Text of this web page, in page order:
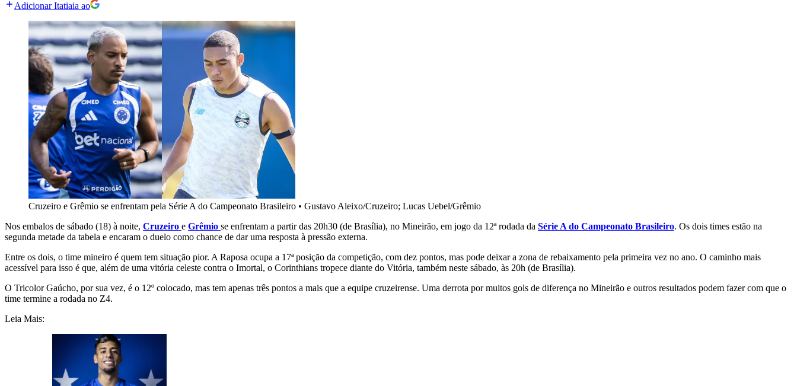
Adicionar Itatiaia ao
Cruzeiro e Grêmio se enfrentam pela Série A do Campeonato Brasileiro • Gustavo Aleixo/Cruzeiro; Lucas Uebel/Grêmio
Nos embalos de sábado (18) à noite, Cruzeiro e Grêmio se enfrentam a partir das 20h30 (de Brasília), no Mineirão, em jogo da 12ª rodada da Série A do Campeonato Brasileiro. Os dois times estão na
segunda metade da tabela e encaram o duelo como chance de dar uma resposta à pressão externa.
Entre os dois, o time mineiro é quem tem situação pior. A Raposa ocupa a 17ª posição da competição, com dez pontos, mas pode deixar a zona de rebaixamento pela primeira vez no ano. O caminho mais
acessível para isso é que, além de uma vitória celeste contra o Imortal, o Corinthians tropece diante do Vitória, também neste sábado, às 20h (de Brasília).
O Tricolor Gaúcho, por sua vez, é o 12º colocado, mas tem apenas três pontos a mais que a equipe cruzeirense. Uma derrota por muitos gols de diferença no Mineirão e outros resultados podem fazer com que o
time termine a rodada no Z4.
Leia Mais: